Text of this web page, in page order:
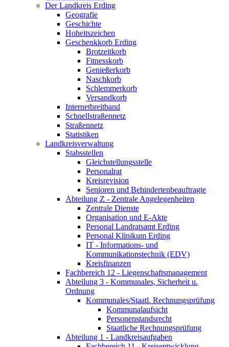
Der Landkreis Erding
Geografie
Geschichte
Hoheitszeichen
Geschenkkorb Erding
Brotzeitkorb
Fitnesskorb
Genießerkorb
Naschkorb
Schlemmerkorb
Versandkorb
Internetbreitband
Schnellstraßennetz
Straßennetz
Statistiken
Landkreisverwaltung
Stabsstellen
Gleichstellungsstelle
Personalrat
Kreisrevision
Senioren und Behindertenbeauftragte
Abteilung Z - Zentrale Angelegenheiten
Zentrale Dienste
Organisation und E-Akte
Personal Landratsamt Erding
Personal Klinikum Erding
IT - Informations- und
Kommunikationstechnik (EDV)
Kreisfinanzen
Fachbereich 12 - Liegenschaftsmanagement
Abteilung 3 - Kommunales, Sicherheit u.
Ordnung
Kommunales/Staatl. Rechnungsprüfung
Kommunalaufsicht
Personenstandsrecht
Staatliche Rechnungsprüfung
Abteilung 1 - Landkreisaufgaben